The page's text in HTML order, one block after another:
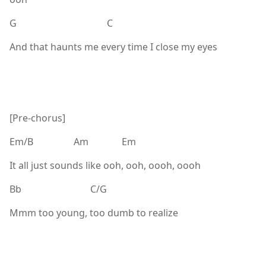
G C
And that haunts me every time I close my eyes
[Pre-chorus]
Em/B Am Em
It all just sounds like ooh, ooh, oooh, oooh
Bb C/G
Mmm too young, too dumb to realize